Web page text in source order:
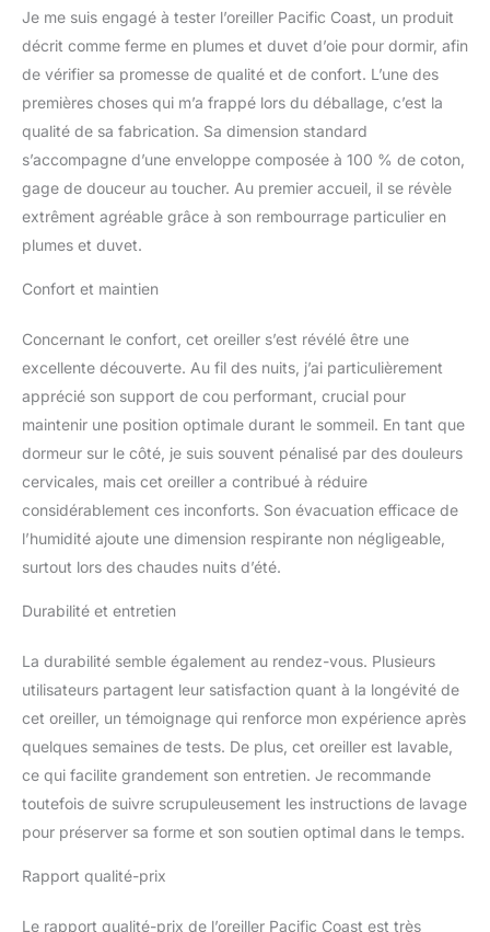
favorables, donc lorsque
vous posez votre tête
sur l'oreiller de lit, il vous
offre plus de soutien
qu'un oreiller similaire
fabriqué uniquement
avec du duvet.
Hypoallergénique : l'un
des composants les plus
importants et les plus
de notre oreiller de lit
sont d'origine éthique et
certifiés par RDS et
OEKO-TEX Standard 100
et lavés à plusieurs
reprises pour garantir un
loft plus propre et plus
et doux pour la peau :
nous avons créé un tissu
naturellement résistant
avec précision des fils de
coton de la plus haute
qualité. Le coussin de lit
Pacific Coast offre
également un toucher
exceptionnellement doux
et évacue l'humidité,
confortable et réparateur.
Je me suis engagé à tester l’oreiller Pacific Coast, un produit
décrit comme ferme en plumes et duvet d’oie pour dormir, afin
de vérifier sa promesse de qualité et de confort. L’une des
premières choses qui m’a frappé lors du déballage, c’est la
qualité de sa fabrication. Sa dimension standard
s’accompagne d’une enveloppe composée à 100 % de coton,
gage de douceur au toucher. Au premier accueil, il se révèle
extrêment agréable grâce à son rembourrage particulier en
plumes et duvet.
Confort et maintien
Concernant le confort, cet oreiller s’est révélé être une
excellente découverte. Au fil des nuits, j’ai particulièrement
apprécié son support de cou performant, crucial pour
maintenir une position optimale durant le sommeil. En tant que
dormeur sur le côté, je suis souvent pénalisé par des douleurs
cervicales, mais cet oreiller a contribué à réduire
considérablement ces inconforts. Son évacuation efficace de
l’humidité ajoute une dimension respirante non négligeable,
surtout lors des chaudes nuits d’été.
Durabilité et entretien
La durabilité semble également au rendez-vous. Plusieurs
utilisateurs partagent leur satisfaction quant à la longévité de
cet oreiller, un témoignage qui renforce mon expérience après
quelques semaines de tests. De plus, cet oreiller est lavable,
ce qui facilite grandement son entretien. Je recommande
toutefois de suivre scrupuleusement les instructions de lavage
pour préserver sa forme et son soutien optimal dans le temps.
Rapport qualité-prix
Le rapport qualité-prix de l’oreiller Pacific Coast est très